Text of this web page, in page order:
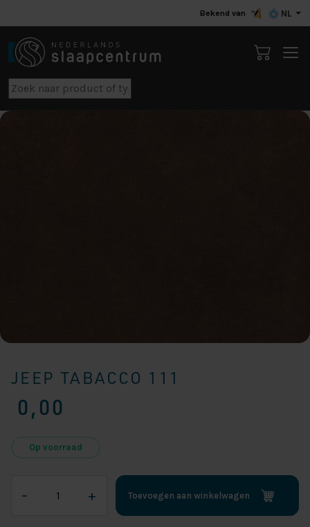
Bekend van NL
JEEP TABACCO 111
0,00
Op voorraad
–
Tabacco
+ Toevoegen aan winkelwagen